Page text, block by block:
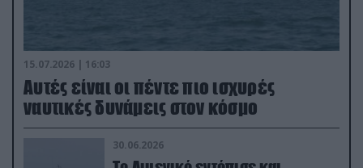
15.07.2026 | 16:03
Aυτές είναι οι πέντε πιο ισχυρές
ναυτικές δυνάμεις στον κόσμο
30.06.2026